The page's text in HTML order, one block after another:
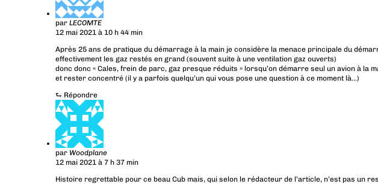
par LECOMTE
12 mai 2021 à 10 h 44 min
Après 25 ans de pratique du démarrage à la main je considère la menace principale du
effectivement les gaz restés en grand (souvent suite à une ventilation gaz ouverts)
donc donc « Cales, frein de parc, gaz presque réduits » lorsqu’on démarre seul un avion à la
et rester concentré (il y a parfois quelqu’un qui vous pose une question à ce moment là…)
⮑ Répondre
par Woodplane
12 mai 2021 à 7 h 37 min
Histoire regrettable pour ce beau Cub mais, qui selon le rédacteur de l’article, n’est pas un